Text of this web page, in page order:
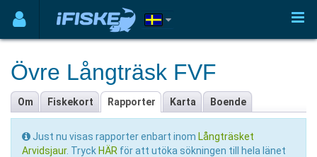
Övre Långträsk FVF
Om Fiskekort Rapporter Karta Boende
Just nu visas rapporter enbart inom Långträsket
Arvidsjaur. Tryck HÄR för att utöka sökningen till hela länet